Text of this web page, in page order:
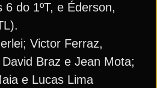
do 1ºT, e Éderson,
Victor Ferraz,
Braz e Jean Mota;
e Lucas Lima